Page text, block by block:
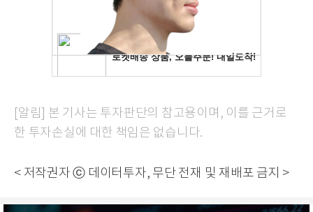
[알림] 본 기사는 투자판단의 참고용이며, 이를 근거로
한 투자손실에 대한 책임은 없습니다.
< 저작권자 ⓒ 데이터투자, 무단 전재 및 재배포 금지 >